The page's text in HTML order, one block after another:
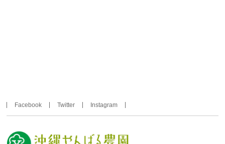
Facebook Twitter Instagram